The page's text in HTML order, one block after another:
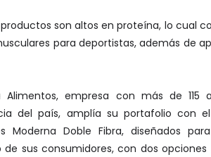
productos son altos en proteína, lo cual
para deportistas, además de
Alimentos, empresa con más de
del país, amplía su portafolio con
Moderna Doble Fibra, diseñados
de sus consumidores, con dos opciones